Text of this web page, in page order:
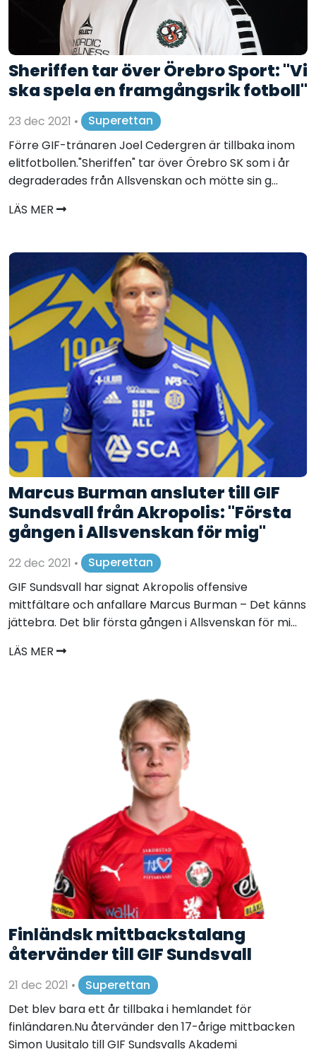
Sheriffen tar över Örebro Sport: "Vi
ska spela en framgångsrik fotboll"
23 dec 2021 •
Superettan
Förre GIF-tränaren Joel Cedergren är tillbaka inom
elitfotbollen."Sheriffen" tar över Örebro SK som i år
degraderades från Allsvenskan och mötte sin g...
LÄS MER
Marcus Burman ansluter till GIF
Sundsvall från Akropolis: "Första
gången i Allsvenskan för mig"
22 dec 2021 •
Superettan
GIF Sundsvall har signat Akropolis offensive
mittfältare och anfallare Marcus Burman – Det känns
jättebra. Det blir första gången i Allsvenskan för mi...
LÄS MER
Finländsk mittbackstalang
återvänder till GIF Sundsvall
21 dec 2021 •
Superettan
Det blev bara ett år tillbaka i hemlandet för
finländaren.Nu återvänder den 17-årige mittbacken
Simon Uusitalo till GIF Sundsvalls Akademi